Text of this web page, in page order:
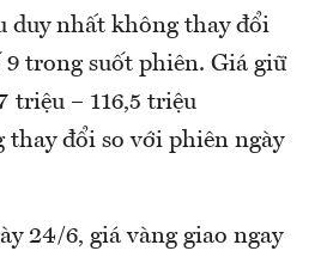
duy nhất không thay đổi
9 trong suốt phiên. Giá giữ
triệu – 116,5 triệu
đổi so với phiên ngày
24/6, giá vàng giao ngay